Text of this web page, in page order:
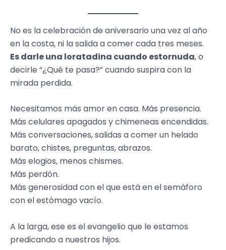
No es la celebración de aniversario una vez al año
en la costa, ni la salida a comer cada tres meses.
Es darle una loratadina cuando estornuda, o
decirle “¿Qué te pasa?” cuando suspira con la
mirada perdida.
Necesitamos más amor en casa. Más presencia.
Más celulares apagados y chimeneas encendidas.
Más conversaciones, salidas a comer un helado
barato, chistes, preguntas, abrazos.
Más elogios, menos chismes.
Más perdón.
Más generosidad con el que está en el semáforo
con el estómago vacío.
A la larga, ese es el evangelio que le estamos
predicando a nuestros hijos.